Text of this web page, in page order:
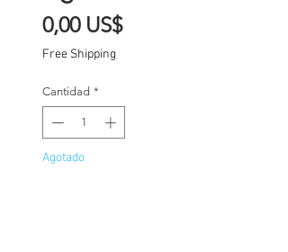
0,00 US$Precio
Free Shipping
Cantidad *
Agotado